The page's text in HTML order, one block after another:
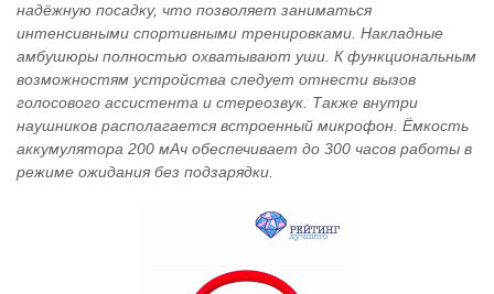
надёжную посадку, что позволяет заниматься
интенсивными спортивными тренировками. Накладные
амбушюры полностью охватывают уши. К функциональным
возможностям устройства следует отнести вызов
голосового ассистента и стереозвук. Также внутри
наушников располагается встроенный микрофон. Ёмкость
аккумулятора 200 мАч обеспечивает до 300 часов работы в
режиме ожидания без подзарядки.